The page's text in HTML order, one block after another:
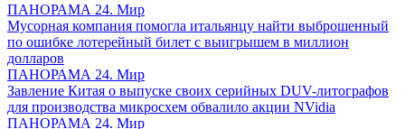
ПАНОРАМА 24. Мир
Мусорная компания помогла итальянцу найти выброшенный
по ошибке лотерейный билет с выигрышем в миллион
долларов
ПАНОРАМА 24. Мир
Завление Китая о выпуске своих серийных DUV-литографов
для производства микросхем обвалило акции NVidia
ПАНОРАМА 24. Мир